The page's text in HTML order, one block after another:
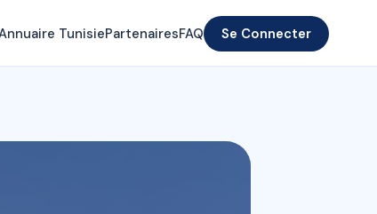
TunisiePartenairesFAQ Se Connecter